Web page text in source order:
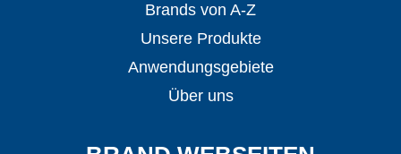
Brands von A-Z
Unsere Produkte
Anwendungsgebiete
Über uns